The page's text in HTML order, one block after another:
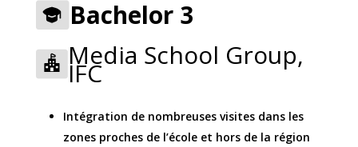
Bachelor 3
Media School Group,
IFC
Intégration de nombreuses visites dans les
zones proches de l’école et hors de la région